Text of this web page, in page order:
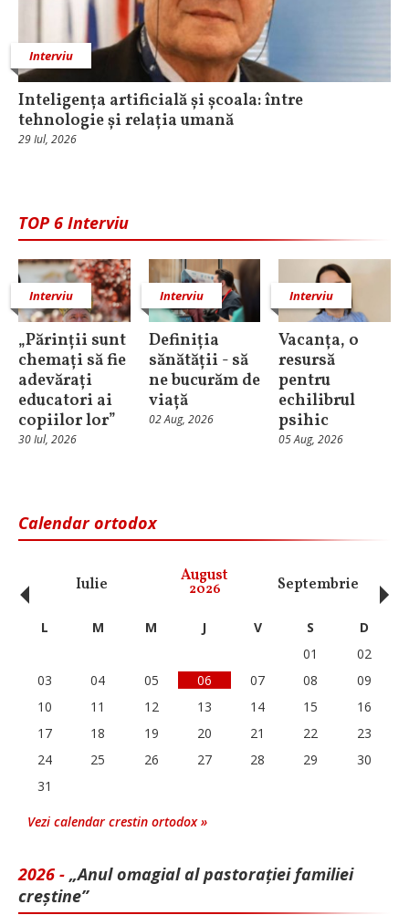
Interviu
Inteligența artificială și școala: între
tehnologie și relația umană
29 Iul, 2026
TOP 6 Interviu
Interviu
„Părinții sunt
chemați să fie
adevărați
educatori ai
copiilor lor”
30 Iul, 2026
Interviu
Definiția
sănătății - să
ne bucurăm de
viață
02 Aug, 2026
Interviu
Vacanța, o
resursă
pentru
echilibrul
psihic
05 Aug, 2026
Calendar ortodox
Iulie August
2026 Septembrie
‹ L M M J V S
D
01
02
03
04 05 06 07 08
09
10
11 12 13 14 15
16
17
18 19 20 21 22
23
24
25 26 27 28 29
30
31
Vezi calendar crestin ortodox »
2026 - „Anul omagial al pastorației familiei
creștine”